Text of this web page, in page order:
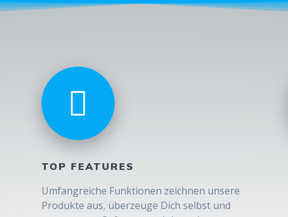
TOP FEATURES
Umfangreiche Funktionen zeichnen unsere
Produkte aus, überzeuge Dich selbst und